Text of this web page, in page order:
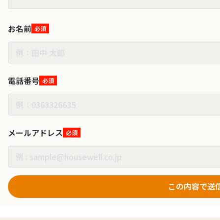
お名前 必須
電話番号 必須
メールアドレス 必須
この内容で送